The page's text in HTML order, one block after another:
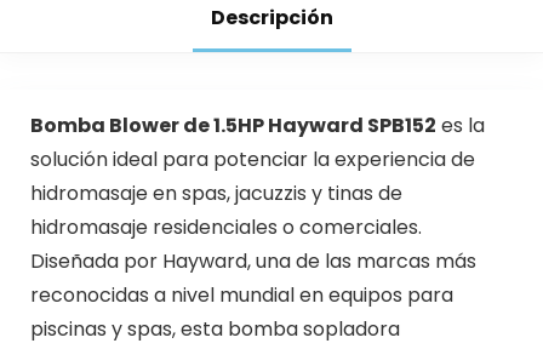
Descripción
Bomba Blower de 1.5HP Hayward SPB152 es la
solución ideal para potenciar la experiencia de
hidromasaje en spas, jacuzzis y tinas de
hidromasaje residenciales o comerciales.
Diseñada por Hayward, una de las marcas más
reconocidas a nivel mundial en equipos para
piscinas y spas, esta bomba sopladora